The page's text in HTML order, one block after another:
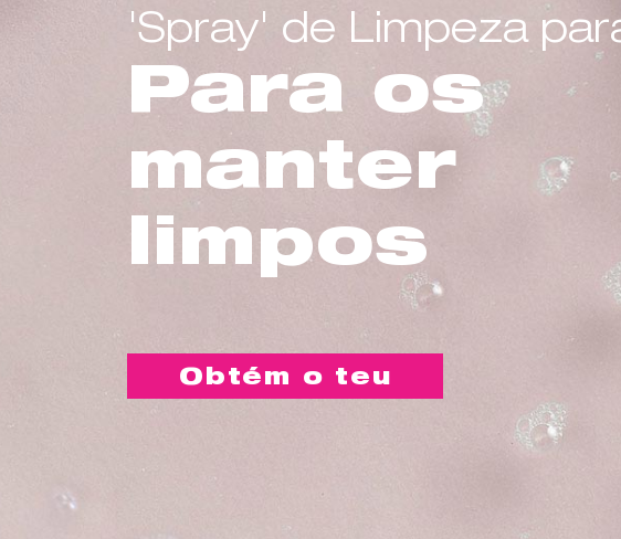
Para os
manter
limpos
'Spray' de Limpeza
Obtém o teu